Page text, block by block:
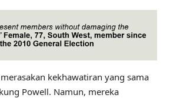
kekhawatiran yang sama
Powell. Namun, mereka